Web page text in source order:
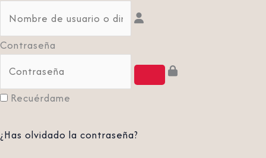
Contraseña
Recuérdame
¿Has olvidado la contraseña?